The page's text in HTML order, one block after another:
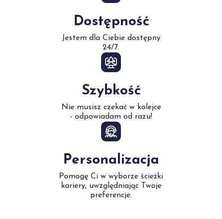
Dostępność
Jestem dla Ciebie dostępny
24/7.
Szybkość
Nie musisz czekać w kolejce
- odpowiadam od razu!
Personalizacja
Pomogę Ci w wyborze ścieżki
kariery, uwzględniając Twoje
preferencje.